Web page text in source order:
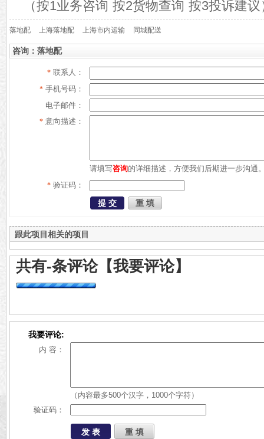
（按1业务咨询 按2货物查询 按3投诉建议
落地配 上海落地配 上海市内运输 同城配送
咨询：落地配
* 联系人：
* 手机号码：
电子邮件：
* 意向描述：
请填写咨询的详细描述，方便我们后期进一步沟通
* 验证码：
跟此项目相关的项目
共有-条评论【我要评论】
我要评论:
内 容：
（内容最多500个汉字，1000个字符）
验证码：